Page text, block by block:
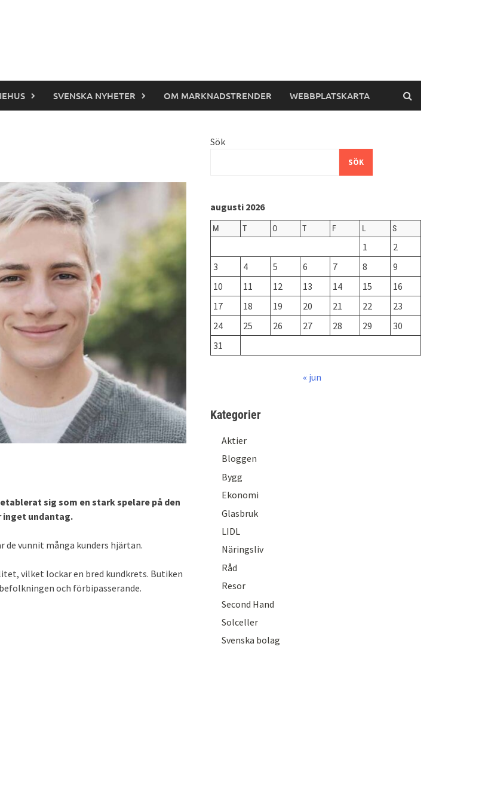
SVENSKA NYHETER OM MARKNADSTRENDER WEBBPLATSKARTA
sig som en stark spelare på den
inget undantag.
vunnit många kunders hjärtan.
vilket lockar en bred kundkrets. Butiken
och förbipasserande.
Sök
SÖK
augusti 2026
M T O T F L S
1
2
3
4 5 6 7 8
9
10
11 12 13 14 15
16
17
18 19 20 21 22
23
24
25 26 27 28 29
30
31
« jun
Kategorier
Aktier
Bloggen
Bygg
Ekonomi
Glasbruk
LIDL
Näringsliv
Råd
Resor
Second Hand
Solceller
Svenska bolag